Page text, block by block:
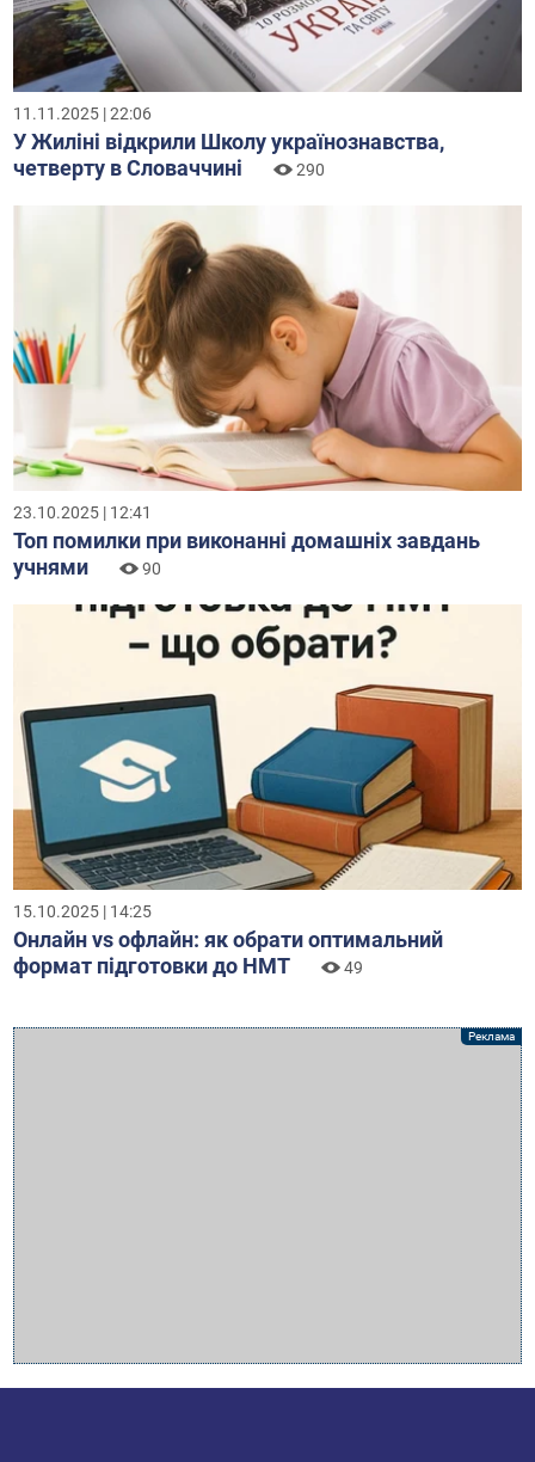
11.11.2025 | 22:06
У Жиліні відкрили Школу українознавства,
четверту в Словаччині
290
23.10.2025 | 12:41
Топ помилки при виконанні домашніх завдань
учнями
90
15.10.2025 | 14:25
Онлайн vs офлайн: як обрати оптимальний
формат підготовки до НМТ
49